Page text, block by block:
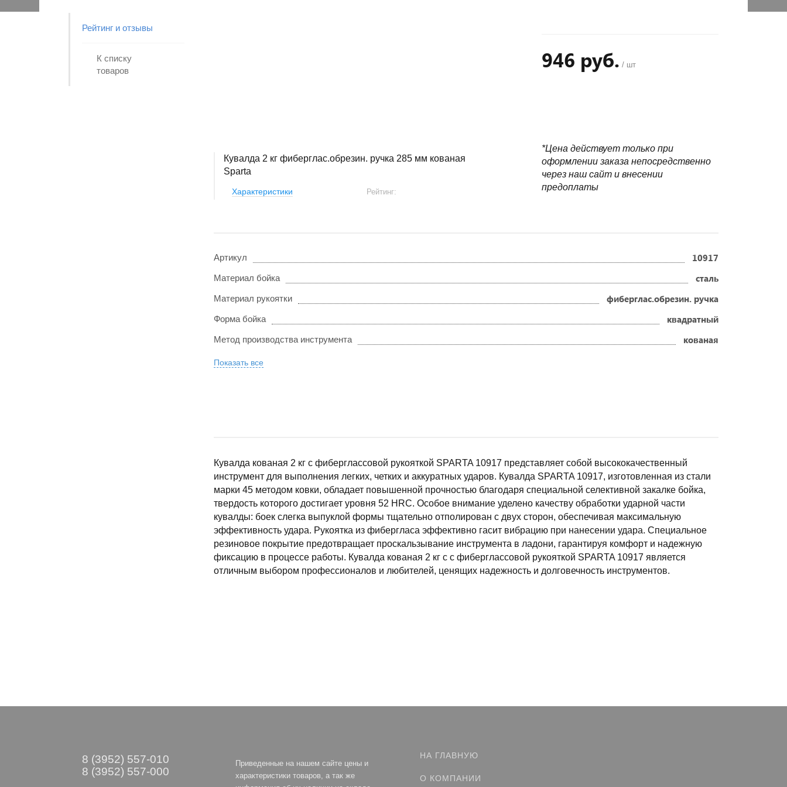
Рейтинг и отзывы
К списку
товаров
Кувалда 2 кг фиберглас.обрезин. ручка 285 мм кованая
Sparta
Характеристики Рейтинг:
946 руб. / шт
*Цена действует только при
оформлении заказа непосредственно
через наш сайт и внесении
предоплаты
Артикул 10917
Материал бойка сталь
Материал рукоятки фиберглас.обрезин. ручка
Форма бойка квадратный
Метод производства инструмента кованая
Показать все
Кувалда кованая 2 кг с фиберглассовой рукояткой SPARTA 10917 представляет собой высококачественный
инструмент для выполнения легких, четких и аккуратных ударов. Кувалда SPARTA 10917, изготовленная из стали
марки 45 методом ковки, обладает повышенной прочностью благодаря специальной селективной закалке бойка,
твердость которого достигает уровня 52 HRC. Особое внимание уделено качеству обработки ударной части
кувалды: боек слегка выпуклой формы тщательно отполирован с двух сторон, обеспечивая максимальную
эффективность удара. Рукоятка из фибергласа эффективно гасит вибрацию при нанесении удара. Специальное
резиновое покрытие предотвращает проскальзывание инструмента в ладони, гарантируя комфорт и надежную
фиксацию в процессе работы. Кувалда кованая 2 кг с с фиберглассовой рукояткой SPARTA 10917 является
отличным выбором профессионалов и любителей, ценящих надежность и долговечность инструментов.
8 (3952) 557-010
8 (3952) 557-000
Приведенные на нашем сайте цены и
характеристики товаров, а так же
НА ГЛАВНУЮ
О КОМПАНИИ